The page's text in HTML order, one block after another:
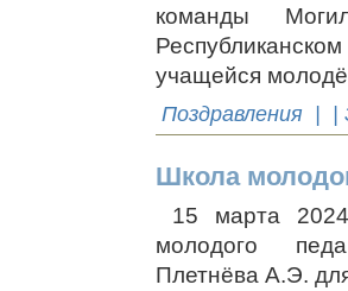
команды
учащейся
Поздравления | |
Школа
15 марта
молодого
Плетнёва А.Э.